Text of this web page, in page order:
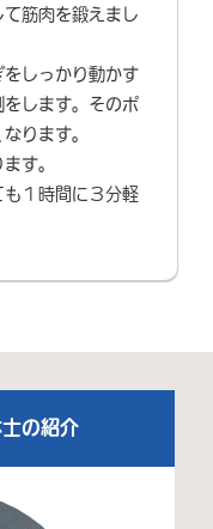
筋肉を鍛えまし
しっかり動かす
します。そのポ
ります。
す。
１時間に３分軽
の紹介